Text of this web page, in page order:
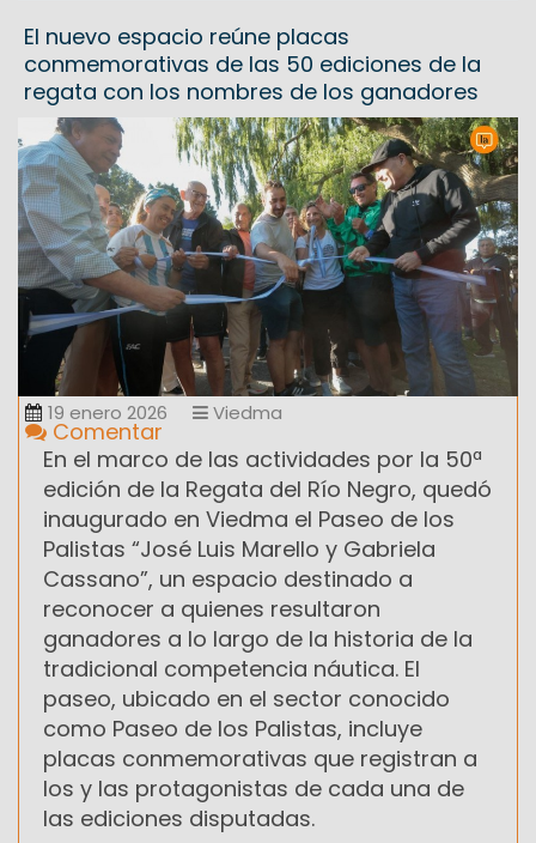
El nuevo espacio reúne placas
conmemorativas de las 50 ediciones de la
regata con los nombres de los ganadores
19 enero 2026 Viedma
Comentar
En el marco de las actividades por la 50ª
edición de la Regata del Río Negro, quedó
inaugurado en Viedma el Paseo de los
Palistas “José Luis Marello y Gabriela
Cassano”, un espacio destinado a
reconocer a quienes resultaron
ganadores a lo largo de la historia de la
tradicional competencia náutica. El
paseo, ubicado en el sector conocido
como Paseo de los Palistas, incluye
placas conmemorativas que registran a
los y las protagonistas de cada una de
las ediciones disputadas.